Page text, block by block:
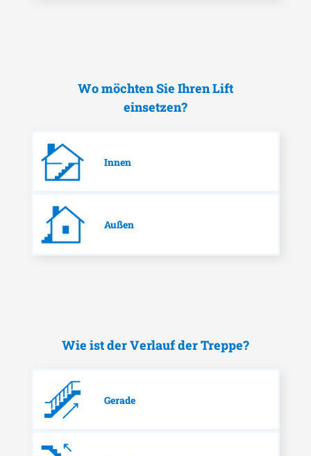
Wo möchten Sie Ihren Lift
einsetzen?
Innen
Außen
Wie ist der Verlauf der Treppe?
Gerade